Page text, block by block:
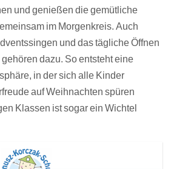
und genießen die gemütliche
im Morgenkreis. Auch
und das tägliche Öffnen
dazu. So entsteht eine
in der sich alle Kinder
auf Weihnachten spüren
Klassen ist sogar ein Wichtel